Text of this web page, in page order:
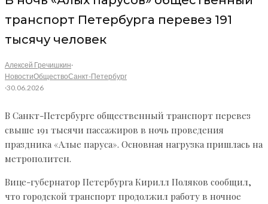
транспорт Петербурга перевез 191
тысячу человек
Алексей Гречишкин·
НовостиОбществоСанкт-Петербург
·30.06.2026
В Санкт-Петербурге общественный транспорт перевез
свыше 191 тысячи пассажиров в ночь проведения
праздника «Алые паруса». Основная нагрузка пришлась на
метрополитен.
Вице-губернатор Петербурга Кирилл Поляков сообщил,
что городской транспорт продолжил работу в ночное